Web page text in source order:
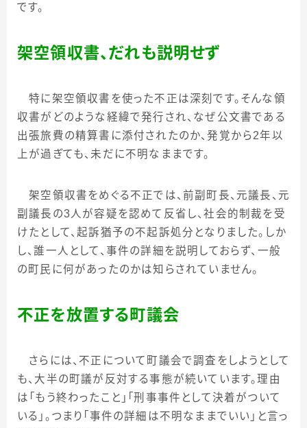
です。
架空領収書、だれも説明せず
特に架空領収書を使った不正は深刻です。そんな領
収書がどのような経緯で発行され、なぜ公文書である
出張旅費の精算書に添付されたのか、発覚から2年以
上が過ぎても、未だに不明なままです。
架空領収書をめぐる不正では、前副町長、元議長、元
副議長の3人が容疑を認めて反省し、社会的制裁を受
けたとして、起訴猶予の不起訴処分となりました。しか
し、誰一人として、事件の詳細を説明しておらず、一般
の町民に何があったのかは知らされていません。
不正を放置する町議会
さらには、不正について町議会で調査をしようとして
も、大半の町議が反対する事態が続いています。理由
は「もう終わったこと」「刑事事件として決着がついて
いる」。つまり「事件の詳細は不明なままでいい」と言っ